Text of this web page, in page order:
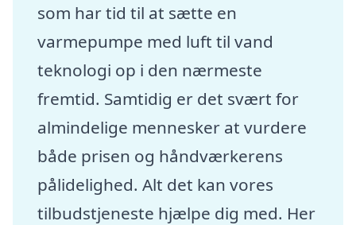
som har tid til at sætte en
varmepumpe med luft til vand
teknologi op i den nærmeste
fremtid. Samtidig er det svært for
almindelige mennesker at vurdere
både prisen og håndværkerens
pålidelighed. Alt det kan vores
tilbudstjeneste hjælpe dig med. Her